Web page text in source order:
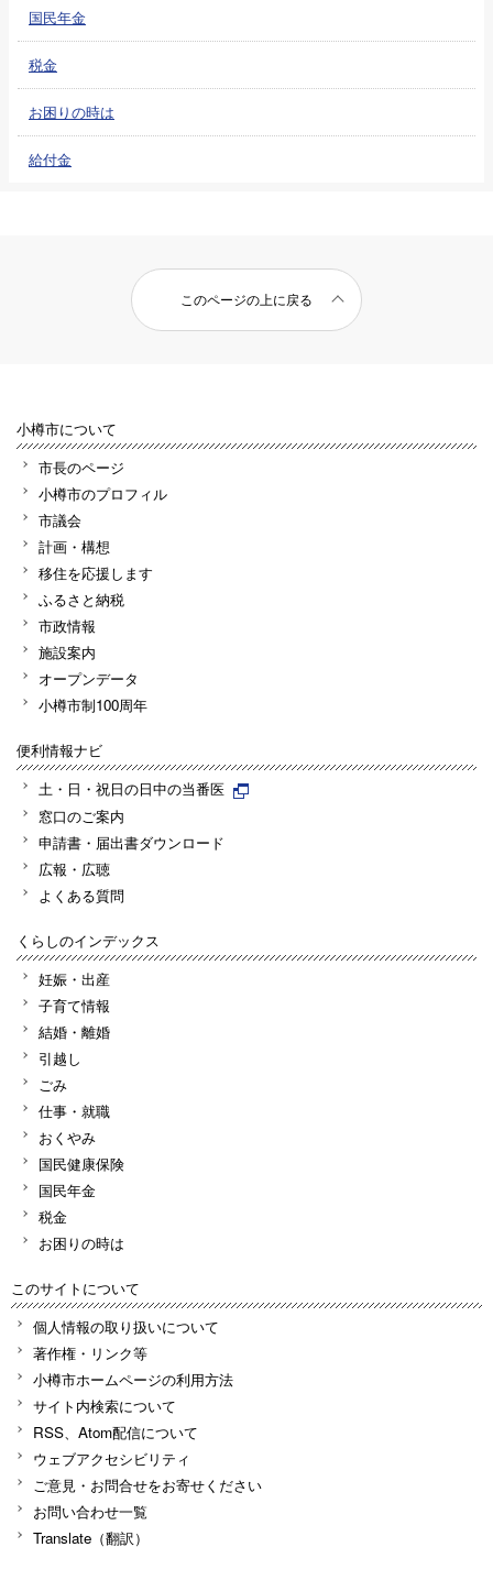
国民年金
税金
お困りの時は
給付金
このページの上に戻る
小樽市について
市長のページ
小樽市のプロフィル
市議会
計画・構想
移住を応援します
ふるさと納税
市政情報
施設案内
オープンデータ
小樽市制100周年
便利情報ナビ
土・日・祝日の日中の当番医
窓口のご案内
申請書・届出書ダウンロード
広報・広聴
よくある質問
くらしのインデックス
妊娠・出産
子育て情報
結婚・離婚
引越し
ごみ
仕事・就職
おくやみ
国民健康保険
国民年金
税金
お困りの時は
このサイトについて
個人情報の取り扱いについて
著作権・リンク等
小樽市ホームページの利用方法
サイト内検索について
RSS、Atom配信について
ウェブアクセシビリティ
ご意見・お問合せをお寄せください
お問い合わせ一覧
Translate（翻訳）